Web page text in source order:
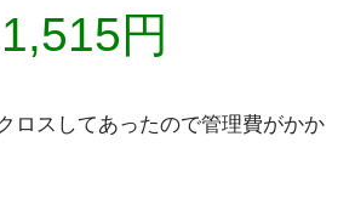
1,515円
ロスしてあったので管理費がかか